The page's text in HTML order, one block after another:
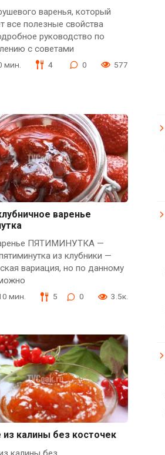
варенья, который
все полезные свойства
руководство по
с советами
мин. 4 0 577
варенье
ПЯТИМИНУТКА —
из клубники —
вариация, но по данному
мин. 5 0 3.5к.
из калины без косточек